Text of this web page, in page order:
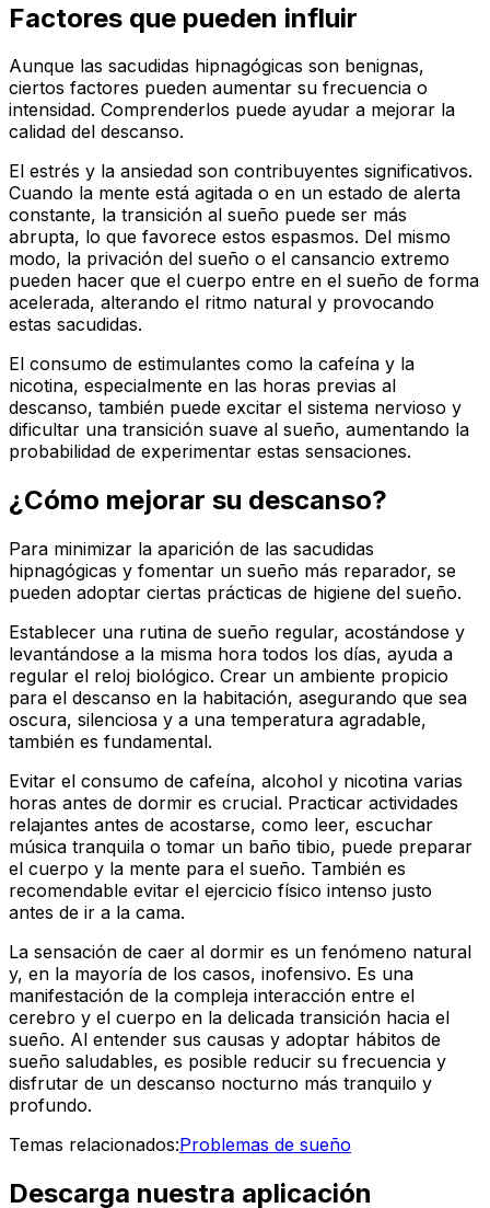
Factores que pueden influir
Aunque las sacudidas hipnagógicas son benignas,
ciertos factores pueden aumentar su frecuencia o
intensidad. Comprenderlos puede ayudar a mejorar la
calidad del descanso.
El estrés y la ansiedad son contribuyentes significativos.
Cuando la mente está agitada o en un estado de alerta
constante, la transición al sueño puede ser más
abrupta, lo que favorece estos espasmos. Del mismo
modo, la privación del sueño o el cansancio extremo
pueden hacer que el cuerpo entre en el sueño de forma
acelerada, alterando el ritmo natural y provocando
estas sacudidas.
El consumo de estimulantes como la cafeína y la
nicotina, especialmente en las horas previas al
descanso, también puede excitar el sistema nervioso y
dificultar una transición suave al sueño, aumentando la
probabilidad de experimentar estas sensaciones.
¿Cómo mejorar su descanso?
Para minimizar la aparición de las sacudidas
hipnagógicas y fomentar un sueño más reparador, se
pueden adoptar ciertas prácticas de higiene del sueño.
Establecer una rutina de sueño regular, acostándose y
levantándose a la misma hora todos los días, ayuda a
regular el reloj biológico. Crear un ambiente propicio
para el descanso en la habitación, asegurando que sea
oscura, silenciosa y a una temperatura agradable,
también es fundamental.
Evitar el consumo de cafeína, alcohol y nicotina varias
horas antes de dormir es crucial. Practicar actividades
relajantes antes de acostarse, como leer, escuchar
música tranquila o tomar un baño tibio, puede preparar
el cuerpo y la mente para el sueño. También es
recomendable evitar el ejercicio físico intenso justo
antes de ir a la cama.
La sensación de caer al dormir es un fenómeno natural
y, en la mayoría de los casos, inofensivo. Es una
manifestación de la compleja interacción entre el
cerebro y el cuerpo en la delicada transición hacia el
sueño. Al entender sus causas y adoptar hábitos de
sueño saludables, es posible reducir su frecuencia y
disfrutar de un descanso nocturno más tranquilo y
profundo.
Temas relacionados:Problemas de sueño
Descarga nuestra aplicación